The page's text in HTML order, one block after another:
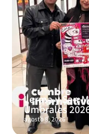
Lerma y San
Umbrales
agosto 8, 2026